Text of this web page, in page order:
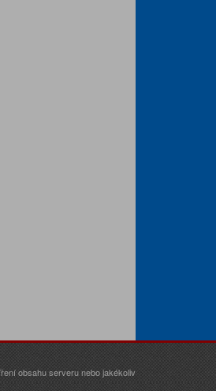
obsahu serveru nebo jakékoliv